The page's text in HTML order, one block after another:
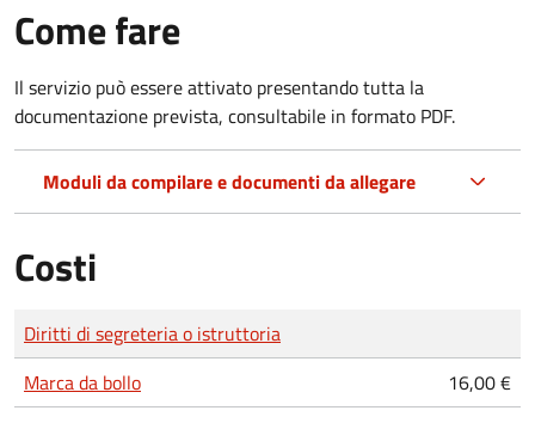
Come fare
Il servizio può essere attivato presentando tutta la
documentazione prevista, consultabile in formato PDF.
Moduli da compilare e documenti da allegare
Costi
Tipo di pagamento
Importo
Diritti di segreteria o istruttoria
Marca da bollo
16,00 €